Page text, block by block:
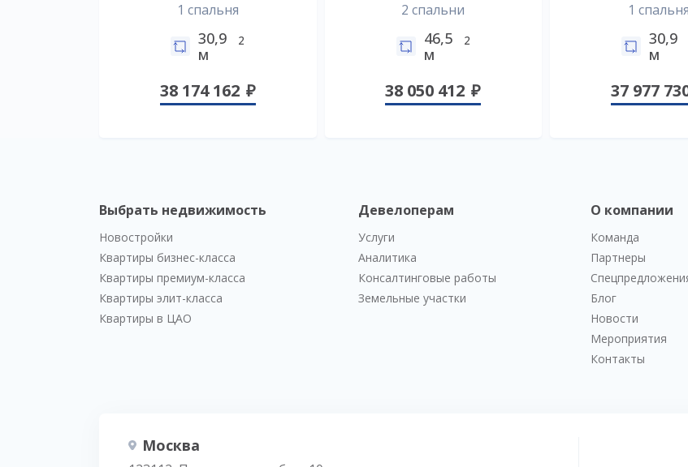
1 спальня
30,9
м
2
38 174 162
2 спальни
46,5
м
2
38 050 412
1 спальня
30,9
м
37 977
Выбрать недвижимость
Новостройки
Квартиры бизнес-класса
Квартиры премиум-класса
Квартиры элит-класса
Квартиры в ЦАО
Девелоперам
Услуги
Аналитика
Консалтинговые работы
Земельные участки
О компании
Команда
Партнеры
Блог
Новости
Мероприятия
Контакты
Москва